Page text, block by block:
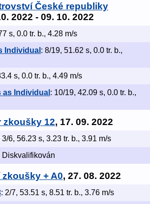
České republiky
2022 - 09. 10. 2022
s, 0.0 tr. b., 4.28 m/s
Individual : 8/19, 51.62 s, 0.0 tr. b.,
s, 0.0 tr. b., 4.49 m/s
Individual : 10/19, 42.09 s, 0.0 tr. b.,
zkoušky 12, 17. 09. 2022
3/6, 56.23 s, 3.23 tr. b., 3.91 m/s
Diskvalifikován
+ A0, 27. 08. 2022
: 2/7, 53.51 s, 8.51 tr. b., 3.76 m/s